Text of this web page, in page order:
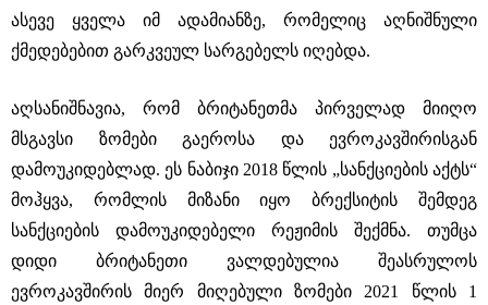
ასევე ყველა იმ ადამიანზე, რომელიც აღნიშნული
ქმედებებით გარკვეულ სარგებელს იღებდა.
აღსანიშნავია, რომ ბრიტანეთმა პირველად მიიღო
მსგავსი ზომები გაეროსა და ევროკავშირისგან
დამოუკიდებლად. ეს ნაბიჯი 2018 წლის „სანქციების აქტს“
მოჰყვა, რომლის მიზანი იყო ბრექსიტის შემდეგ
სანქციების დამოუკიდებელი რეჟიმის შექმნა. თუმცა
დიდი ბრიტანეთი ვალდებულია შეასრულოს
ევროკავშირის მიერ მიღებული ზომები 2021 წლის 1